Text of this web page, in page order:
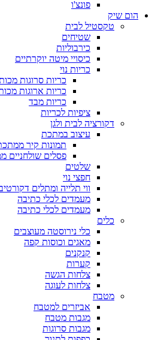
פונצ'ו
הום שיק
טקסטיל לבית
שטיחים
כירבוליות
כיסויי מיטה יוקרתיים
כריות נוי
כריות סרוגות
כריות ארוגות
כריות מבד
ציפיות לכריות
דקורציה לבית ולגן
עיצוב במתכת
תמונות קיר
פסלים שולחניים
שלטים
חפצי נוי
ווי תלייה ומתלים
מעמדים לכלי כתיבה
מעמדים לכלי כתיבה
כלים
כלי נירוסטה מעוצבים
מאגים וכוסות קפה
קנקנים
קערות
צלחות הגשה
צלחות לעוגה
מטבח
אביזרים למטבח
מגבות מטבח
מגבות סרוגות